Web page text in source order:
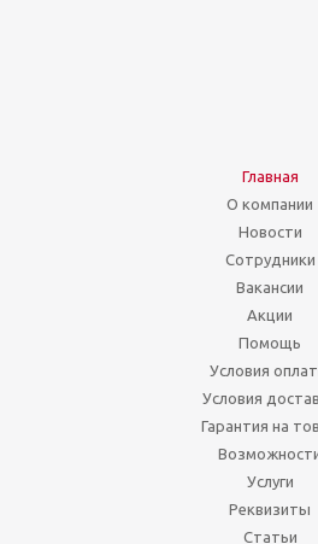
Главная
О компании
Новости
Сотрудники
Вакансии
Акции
Помощь
Условия
Условия
Гарантия на
Услуги
Реквизиты
Статьи